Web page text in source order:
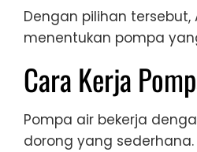
Dengan pilihan tersebut,
menentukan pompa
Cara Kerja
Pompa air bekerja
dorong yang sederhana.